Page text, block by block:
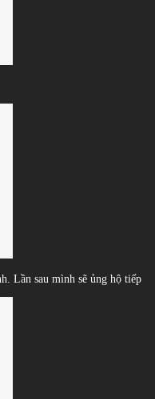
Lần sau mình sẽ ủng hộ tiếp